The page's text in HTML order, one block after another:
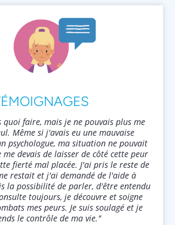
quoi faire, mais je ne pouvais plus me
Même si j'avais eu une mauvaise
psychologue, ma situation ne pouvait
me devais de laisser de côté cette peur
fierté mal placée. J'ai pris le reste de
restait et j'ai demandé de l'aide à
la possibilité de parler, d'être entendu
toujours, je découvre et soigne
mes peurs. Je suis soulagé et je
le contrôle de ma vie."